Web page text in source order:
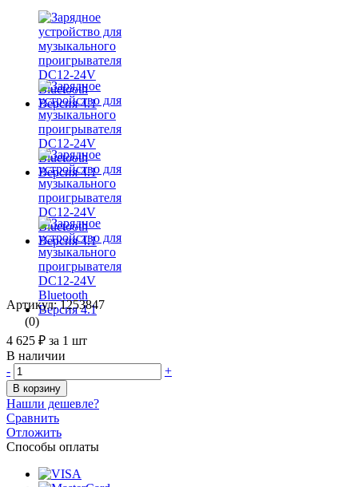
Артикул: 1253847
(0)
4 625 ₽ за 1 шт
В наличии
-
+
В корзину
Нашли дешевле?
Сравнить
Отложить
Способы оплаты